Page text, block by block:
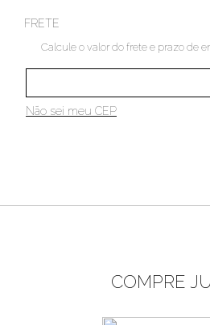
FRETE
Calcule o valor do frete e prazo de
Não sei meu CEP
COMPRE